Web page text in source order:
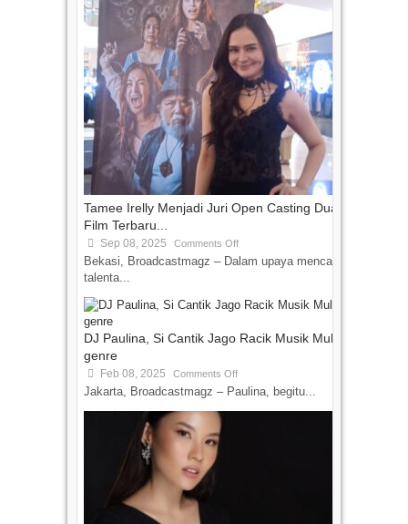
Tamee Irelly Menjadi Juri Open Casting Dua
Film Terbaru...
Sep 08, 2025 Comments Off
Bekasi, Broadcastmagz – Dalam upaya mencari
talenta...
DJ Paulina, Si Cantik Jago Racik Musik Multi-
genre
Feb 08, 2025 Comments Off
Jakarta, Broadcastmagz – Paulina, begitu...